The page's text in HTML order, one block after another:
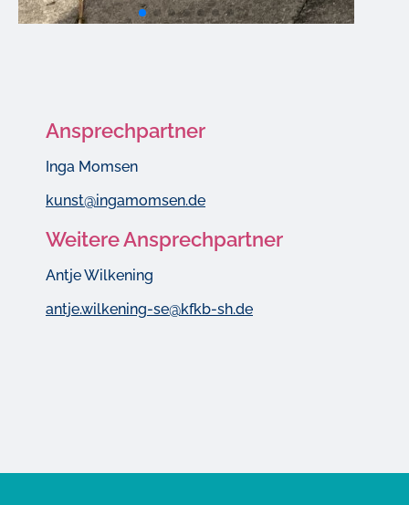
Ansprechpartner
Inga Momsen
kunst@ingamomsen.de
Weitere Ansprechpartner
Antje Wilkening
antje.wilkening-se@kfkb-sh.de